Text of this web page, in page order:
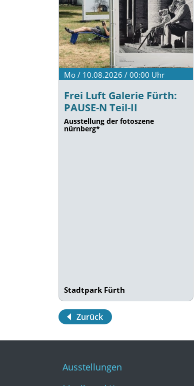
Mo / 10.08.2026 / 00:00 Uhr
Frei Luft Galerie Fürth:
PAUSE-N Teil-II
Ausstellung der fotoszene
nürnberg*
Stadtpark Fürth
Zurück
Ausstellungen